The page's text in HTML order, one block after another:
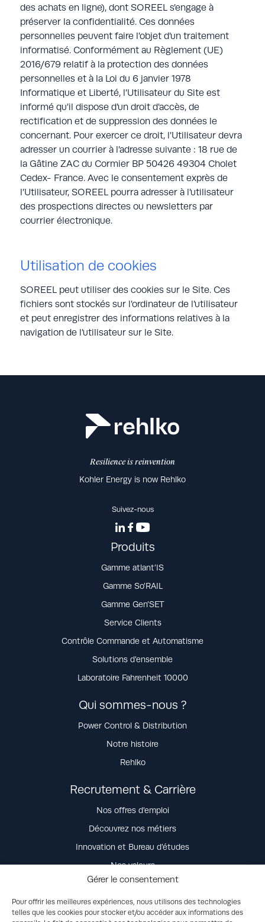
Gérer le consentement
Pour offrir les meilleures expériences, nous utilisons des technologies
telles que les cookies pour stocker et/ou accéder aux informations des
des achats en ligne), dont SOREEL s’engage à
préserver la confidentialité. Ces données
personnelles peuvent faire l’objet d’un traitement
informatisé. Conformément au Règlement (UE)
2016/679 relatif à la protection des données
personnelles et à la Loi du 6 janvier 1978
Informatique et Liberté, l’Utilisateur du Site est
informé qu’il dispose d’un droit d’accès, de
rectification et de suppression des données le
concernant. Pour exercer ce droit, l’Utilisateur devra
adresser un courrier à l’adresse suivante : 18 rue de
la Gâtine ZAC du Cormier BP 50426 49304 Cholet
Cedex- France. Avec le consentement exprès de
l’Utilisateur, SOREEL pourra adresser à l’utilisateur
des prospections directes ou newsletters par
courrier électronique.
Utilisation de cookies
SOREEL peut utiliser des cookies sur le Site. Ces
fichiers sont stockés sur l’ordinateur de l’utilisateur
et peut enregistrer des informations relatives à la
navigation de l’utilisateur sur le Site.
Resilience is reinvention
Kohler Energy is now Rehlko
Suivez-nous
Produits
Gamme atlant’IS
Gamme So’RAIL
Gamme Gen’SET
Service Clients
Contrôle Commande et Automatisme
Solutions d’ensemble
Laboratoire Fahrenheit 10000
Qui sommes-nous ?
Power Control & Distribution
Notre histoire
Rehlko
Recrutement & Carrière
Nos offres d’emploi
Découvrez nos métiers
Innovation et Bureau d’études
Nos valeurs
La vie dans l’entreprise
Nos engagements